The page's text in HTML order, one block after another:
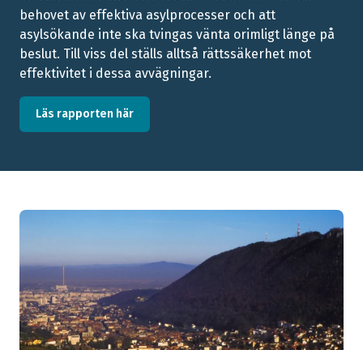
behovet av effektiva asylprocesser och att
asylsökande inte ska tvingas vänta orimligt länge på
beslut. Till viss del ställs alltså rättssäkerhet mot
effektivitet i dessa avvägningar.
Läs rapporten här